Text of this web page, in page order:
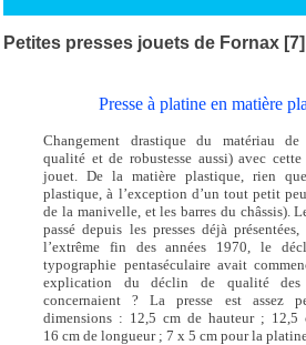
Petites presses jouets de Fornax [7]
Presse à platine en matière
Changement drastique du matériau
qualité et de robustesse aussi) avec cette
jouet. De la matière plastique, rien
plastique, à l’exception d’un tout petit
de la manivelle, et les barres du châssis).
passé depuis les presses déjà
l’extrême fin des années 1970, le
typographie pentaséculaire avait
explication du déclin de qualité
concernaient ? La presse est assez
dimensions : 12,5 cm de hauteur ; 12,5
16 cm de longueur ; 7 x 5 cm pour la